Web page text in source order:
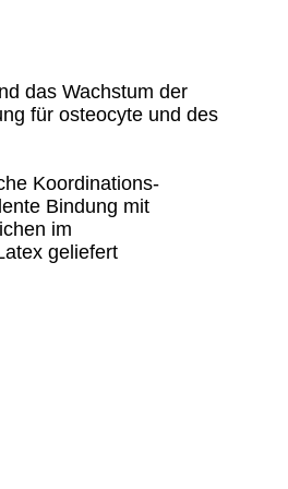
das Wachstum der
für osteocyte und des
Koordinations-
Bindung mit
im
geliefert